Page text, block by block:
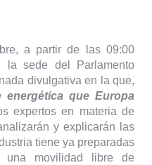
a partir de las 09:00
la sede del Parlamento
divulgativa en la que,
energética que Europa
expertos en materia de
y explicarán las
tiene ya preparadas
una movilidad libre de